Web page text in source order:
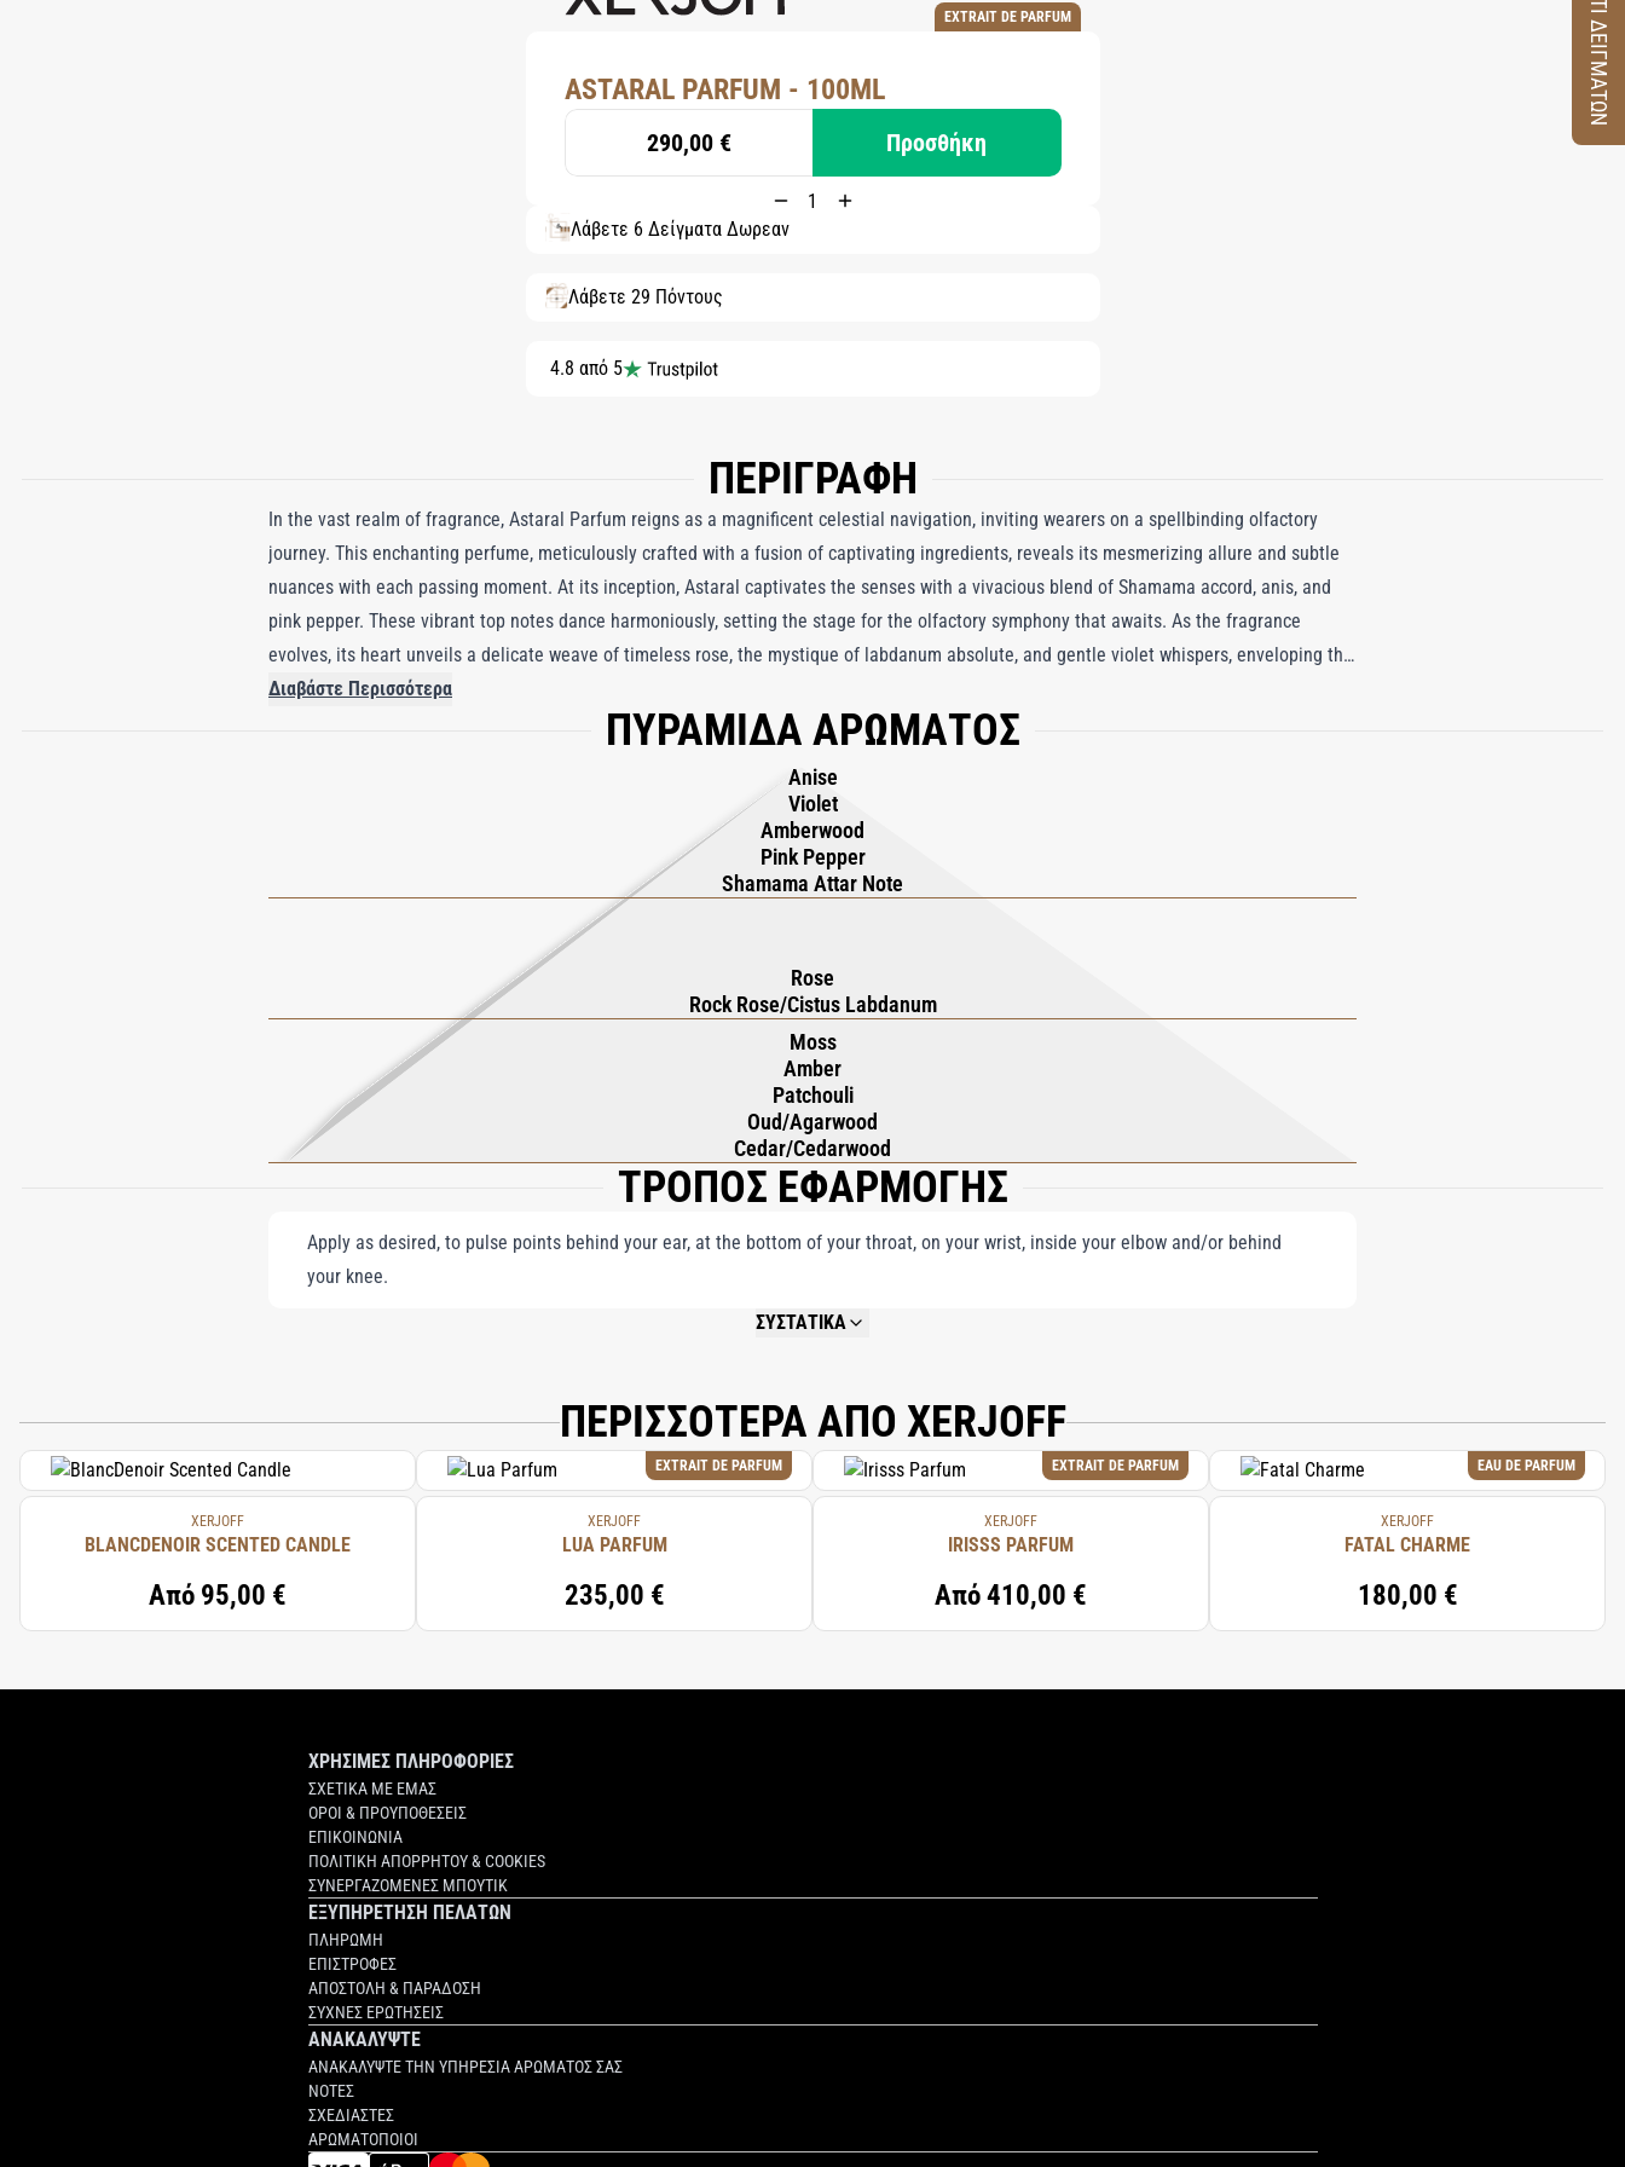
EXTRAIT DE PARFUM
ASTARAL PARFUM - 100ML
290,00 € Προσθήκη
Λάβετε 6 Δείγματα Δωρεάν
Λάβετε 29 Πόντους
4.8 από 5
ΠΕΡΙΓΡΑΦΗ
In the vast realm of fragrance, Astaral Parfum reigns as a magnificent celestial navigation, inviting wearers on a spellbinding olfactory
journey. This enchanting perfume, meticulously crafted with a fusion of captivating ingredients, reveals its mesmerizing allure and subtle
nuances with each passing moment. At its inception, Astaral captivates the senses with a vivacious blend of Shamama accord, anis, and
pink pepper. These vibrant top notes dance harmoniously, setting the stage for the olfactory symphony that awaits. As the fragrance
evolves, its heart unveils a delicate weave of timeless rose, the mystique of labdanum absolute, and gentle violet whispers, enveloping the
wearer in an aura of sophistication. As the symphony reaches its crescendo, Astaral settles into a captivating base where hints of
patchouli provide an earthy foundation, while oud adds an exotic touch. Finally, the embrace of moss unveils subtle green freshness,
Διαβάστε Περισσότερα
ΠΥΡΑΜΙΔΑ ΑΡΩΜΑΤΟΣ
Anise
Violet
Amberwood
Pink Pepper
Shamama Attar Note
Rose
Rock Rose/Cistus Labdanum
Moss
Amber
Patchouli
Oud/Agarwood
Cedar/Cedarwood
ΤΡΟΠΟΣ ΕΦΑΡΜΟΓΗΣ
Apply as desired, to pulse points behind your ear, at the bottom of your throat, on your wrist, inside your elbow and/or behind
your knee.
ΣΥΣΤΑΤΙΚΑ
ΠΕΡΙΣΣΟΤΕΡΑ ΑΠΟ XERJOFF
XERJOFF
BLANCDENOIR SCENTED CANDLE
Από 95,00 €
EXTRAIT DE PARFUM
XERJOFF
LUA PARFUM
235,00 €
EXTRAIT DE PARFUM
XERJOFF
IRISSS PARFUM
Από410,00 €
EAU DE PARFUM
XERJOFF
FATAL CHARME
180,00 €
ΧΡΗΣΙΜΕΣ ΠΛΗΡΟΦΟΡΙΕΣ
ΣΧΕΤΙΚΑ ΜΕ ΕΜΑΣ
ΟΡΟΙ & ΠΡΟΥΠΟΘΕΣΕΙΣ
ΕΠΙΚΟΙΝΩΝΙΑ
ΠΟΛΙΤΙΚΗ ΑΠΟΡΡΗΤΟΥ & COOKIES
ΣΥΝΕΡΓΑΖΟΜΕΝΕΣ ΜΠΟΥΤΙΚ
ΕΞΥΠΗΡΕΤΗΣΗ ΠΕΛΑΤΩΝ
ΠΛΗΡΩΜΗ
ΕΠΙΣΤΡΟΦΕΣ
ΑΠΟΣΤΟΛΗ & ΠΑΡΑΔΟΣΗ
ΣΥΧΝΕΣ ΕΡΩΤΗΣΕΙΣ
ΑΝΑΚΑΛΥΨΤΕ
ΑΝΑΚΑΛΥΨΤΕ ΤΗΝ ΥΠΗΡΕΣΙΑ ΑΡΩΜΑΤΟΣ ΣΑΣ
ΝΟΤΕΣ
ΣΧΕΔΙΑΣΤΕΣ
ΑΡΩΜΑΤΟΠΟΙΟΙ
ΚΟΥΤΙ ΔΕΙΓΜΑΤΩΝ